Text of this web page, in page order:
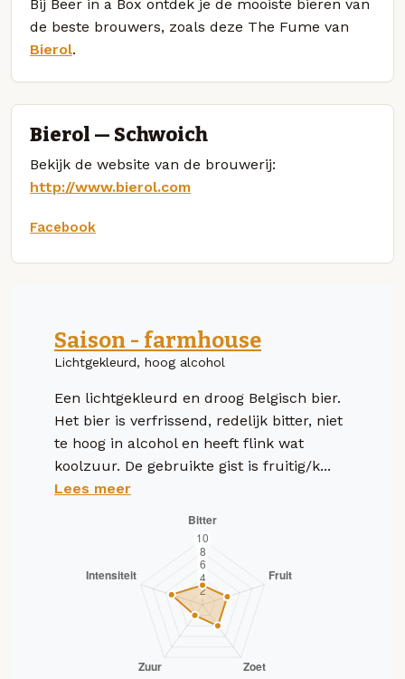
Bij Beer in a Box ontdek je de mooiste bieren van
de beste brouwers, zoals deze The Fume van
Bierol.
Bierol — Schwoich
Bekijk de website van de brouwerij:
http://www.bierol.com
Facebook
Saison - farmhouse
Lichtgekleurd, hoog alcohol
Een lichtgekleurd en droog Belgisch bier.
Het bier is verfrissend, redelijk bitter, niet
te hoog in alcohol en heeft flink wat
koolzuur. De gebruikte gist is fruitig/k...
Lees meer